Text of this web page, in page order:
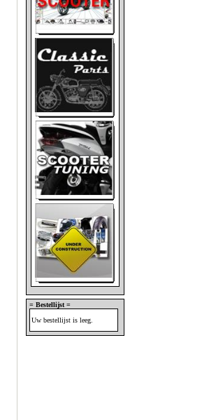
= Bestellijst =
Uw bestellijst is leeg.